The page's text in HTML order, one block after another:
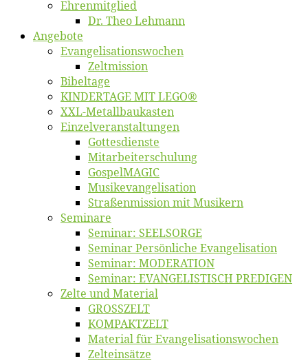
Eh­ren­mit­glied
Dr. Theo Lehmann
An­ge­bo­te
Evangelisa­tions­wo­chen
Zelt­mis­si­on
Bi­bel­ta­ge
KINDERTAGE MIT LEGO®
XXL-Me­­tal­l­­bau­­kas­­ten
Einzelver­an­stal­tungen
Got­tes­diens­te
Mitarbeiter­schulung
Gos­pel­MA­GIC
Musikevan­ge­li­sa­tion
Straßenmis­sion mit Musikern
Se­mi­na­re
Se­mi­nar: SEELSORGE
Se­mi­nar Per­sön­li­che Evangelisation
Se­mi­nar: MODERATION
Se­mi­nar: EVANGELISTISCH PREDIGEN
Zel­te und Material
GROSSZELT
KOMPAKTZELT
Ma­te­ri­al für Evangelisationswochen
Zelt­ein­sät­ze